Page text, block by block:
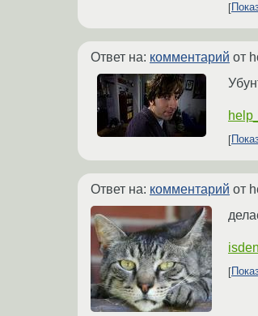
Ответ на: комментарий от
Ответ на: комментарий от
isden